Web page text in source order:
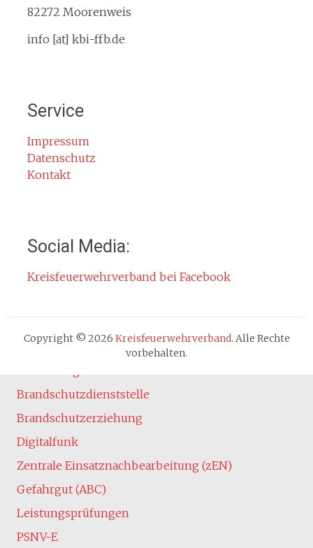
Service
Rauchmelder
Rettungsgasse
Gefahr durch Kohlenmonoxid
Cookie-Hinweis
Atemschutz
Brandschutzdienststelle
Brandschutzerziehung
Digitalfunk
Zentrale Einsatznachbearbeitung (zEN)
Gefahrgut (ABC)
Leistungsprüfungen
PSNV-E
82272 Moorenweis
info [at] kbi-ffb.de
Service
Impressum
Datenschutz
Kontakt
Social Media:
Kreisfeuerwehrverband bei Facebook
Copyright © 2026 Kreisfeuerwehrverband. Alle Rechte
vorbehalten.